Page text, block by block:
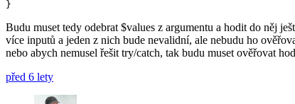
Budu muset tedy odebrat $values z argumentu a hodit do něj
více inputů a jeden z nich bude nevalidní, ale nebudu ho
nebo abych nemusel řešit try/catch, tak budu muset ověřovat
před 6 lety